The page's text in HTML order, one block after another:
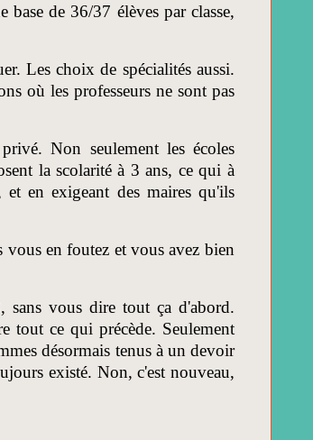
de 36/37 élèves par classe,
Les choix de spécialités aussi.
où les professeurs ne sont pas
Non seulement les écoles
la scolarité à 3 ans, ce qui à
et en exigeant des maires qu'ils
en foutez et vous avez bien
sans vous dire tout ça d'abord.
tout ce qui précède. Seulement
désormais tenus à un devoir
existé. Non, c'est nouveau,